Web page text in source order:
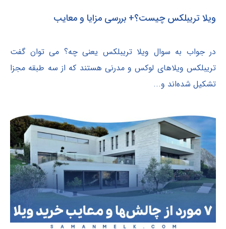
ویلا تریبلکس چیست؟+ بررسی مزایا و معایب
در جواب به سوال ویلا تریبلکس یعنی چه؟ می توان گفت
تریبلکس ویلاهای لوکس و مدرنی هستند که از سه طبقه مجزا
تشکیل شده‌اند و...